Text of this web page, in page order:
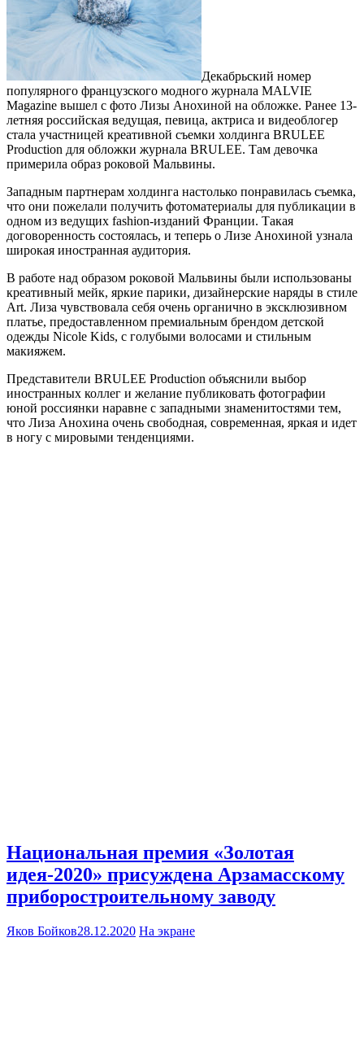
Декабрьский номер
популярного французского модного журнала MALVIE
Magazine вышел с фото Лизы Анохиной на обложке. Ранее 13-
летняя российская ведущая, певица, актриса и видеоблогер
стала участницей креативной съемки холдинга BRULEE
Production для обложки журнала BRULEE. Там девочка
примерила образ роковой Мальвины.
Западным партнерам холдинга настолько понравилась съемка,
что они пожелали получить фотоматериалы для публикации в
одном из ведущих fashion-изданий Франции. Такая
договоренность состоялась, и теперь о Лизе Анохиной узнала
широкая иностранная аудитория.
В работе над образом роковой Мальвины были использованы
креативный мейк, яркие парики, дизайнерские наряды в стиле
Art. Лиза чувствовала себя очень органично в эксклюзивном
платье, предоставленном премиальным брендом детской
одежды Nicole Kids, с голубыми волосами и стильным
макияжем.
Представители BRULEE Production объяснили выбор
иностранных коллег и желание публиковать фотографии
юной россиянки наравне с западными знаменитостями тем,
что Лиза Анохина очень свободная, современная, яркая и идет
в ногу с мировыми тенденциями.
Национальная премия «Золотая
идея-2020» присуждена Арзамасскому
приборостроительному заводу
Яков Бойков28.12.2020 На экране